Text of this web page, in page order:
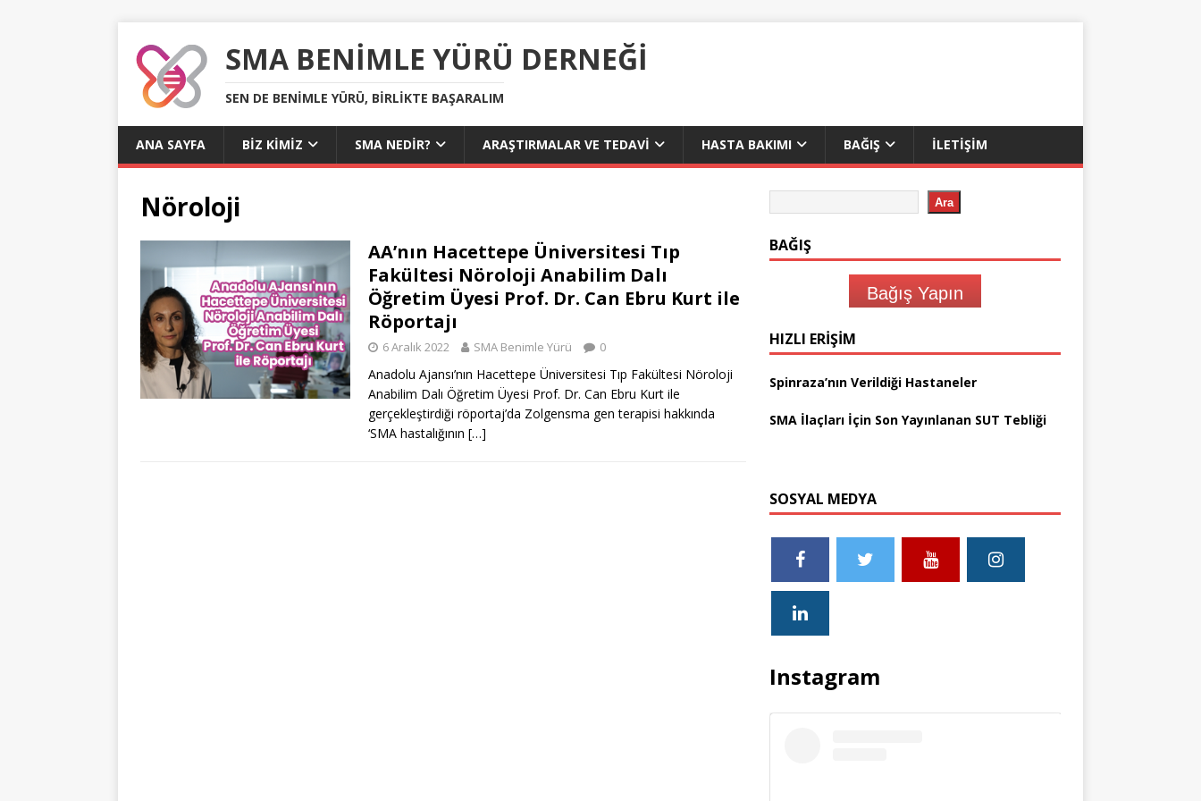
SMA BENIMLE YÜRÜ DERNEĞI
SEN DE BENIMLE YÜRÜ, BIRLIKTE BAŞARALIM
ANA SAYFA BIZ KIMIZ SMA NEDIR? ARAŞTIRMALAR VE TEDAVI HASTA BAKIMI BAĞIŞ İLETIŞIM
Nöroloji
AA’nın Hacettepe Üniversitesi Tıp
Fakültesi Nöroloji Anabilim Dalı
Öğretim Üyesi Prof. Dr. Can Ebru Kurt ile
Röportajı
6 Aralık 2022 SMA Benimle Yürü 0
Anadolu Ajansı’nın Hacettepe Üniversitesi Tıp Fakültesi Nöroloji
Anabilim Dalı Öğretim Üyesi Prof. Dr. Can Ebru Kurt ile
gerçekleştirdiği röportaj’da Zolgensma gen terapisi hakkında
‘SMA hastalığının […]
Ara
BAĞIŞ
Bağış Yapın
HIZLI ERIŞIM
Spinraza’nın Verildiği Hastaneler
SMA İlaçları İçin Son Yayınlanan SUT Tebliği
SOSYAL MEDYA
Instagram